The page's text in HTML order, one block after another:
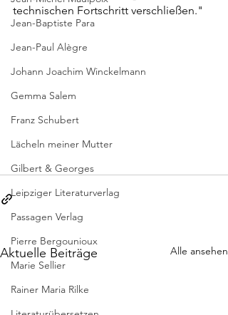
Jean-Baptiste Para
Jean-Paul Alègre
Johann Joachim Winckelmann
Gemma Salem
Franz Schubert
Lächeln meiner Mutter
Gilbert & Georges
Leipziger Literaturverlag
Passagen Verlag
Pierre Bergounioux
Marie Sellier
Rainer Maria Rilke
technischen Fortschritt verschließen."
Aktuelle Beiträge Alle ansehen